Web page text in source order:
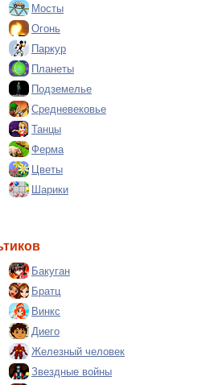
Мосты
Огонь
Паркур
Планеты
Подземелье
Средневековье
Танцы
Ферма
Цветы
Шарики
Бакуган
Братц
Винкс
Диего
Железный человек
Звездные войны